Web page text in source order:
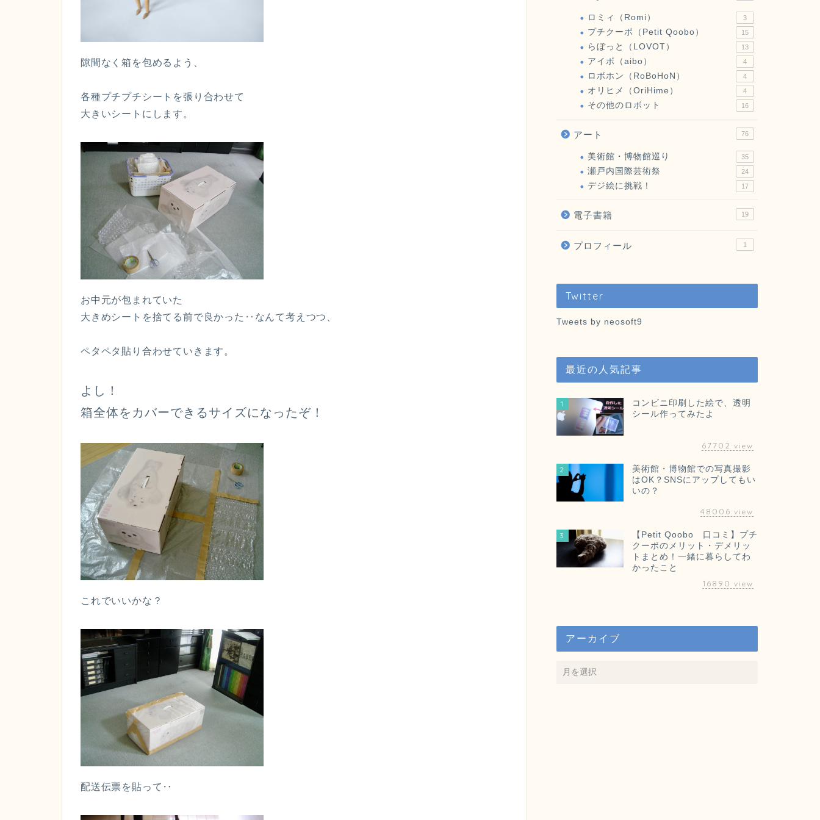
隙間なく箱を包めるよう、
各種プチプチシートを張り合わせて
大きいシートにします。
お中元が包まれていた
大きめシートを捨てる前で良かった‥なんて考えつつ、
ペタペタ貼り合わせていきます。
よし！
箱全体をカバーできるサイズになったぞ！
これでいいかな？
配送伝票を貼って‥
ロミィ（Romi） 3
プチクーボ（Petit Qoobo） 15
らぼっと（LOVOT） 13
アイボ（aibo） 4
ロボホン（RoBoHoN） 4
オリヒメ（OriHime） 4
その他のロボット 16
アート 76
美術館・博物館巡り 35
瀬戸内国際芸術祭 24
デジ絵に挑戦！ 17
電子書籍 19
プロフィール 1
Twitter
Tweets by neosoft9
最近の人気記事
1
コンビニ印刷した絵で、透明
シール作ってみたよ
67702 view
2
美術館・博物館での写真撮影
はOK？SNSにアップしてもい
いの？
48006 view
3
【Petit Qoobo 口コミ】プチ
クーボのメリット・デメリッ
トまとめ！一緒に暮らしてわ
かったこと
16890 view
アーカイブ